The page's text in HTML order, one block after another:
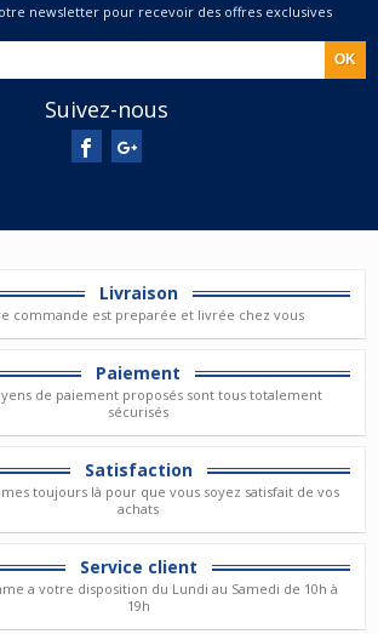
newsletter pour recevoir des offres exclusives
Suivez-nous
Livraison
commande est preparée et livrée chez vous
Paiement
de paiement proposés sont tous totalement
sécurisés
Satisfaction
toujours là pour que vous soyez satisfait de vos
achats
Service client
a votre disposition du Lundi au Samedi de 10h à
19h